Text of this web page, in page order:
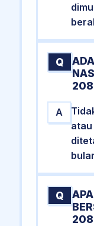
Q
A
atau
Q